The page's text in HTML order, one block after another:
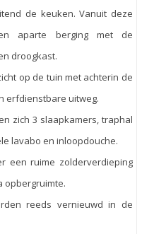
de keuken. Vanuit deze
aparte berging met de
droogkast.
op de tuin met achterin de
erfdienstbare uitweg.
zich 3 slaapkamers, traphal
lavabo en inloopdouche.
een ruime zolderverdieping
opbergruimte.
reeds vernieuwd in de